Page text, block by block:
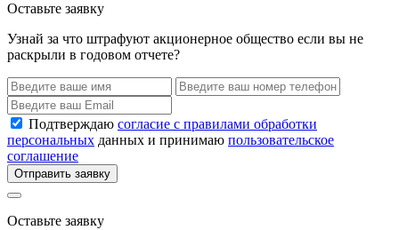
Оставьте заявку
Узнай за что штрафуют акционерное общество если вы не
раскрыли в годовом отчете?
Подтверждаю согласие с правилами обработки
персональных данных и принимаю пользовательское
соглашение
Отправить заявку
Оставьте заявку